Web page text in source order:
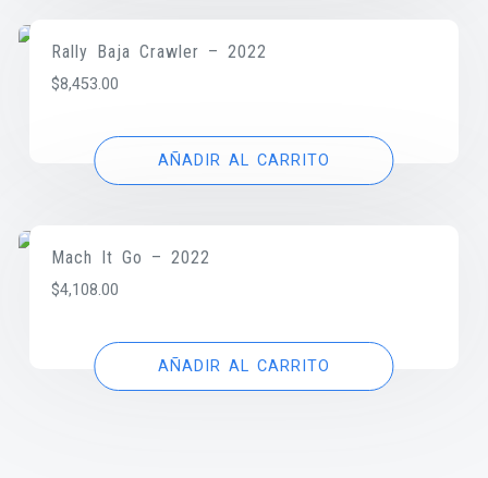
Rally Baja Crawler – 2022
$8,453.00
AÑADIR AL CARRITO
Mach It Go – 2022
$4,108.00
AÑADIR AL CARRITO